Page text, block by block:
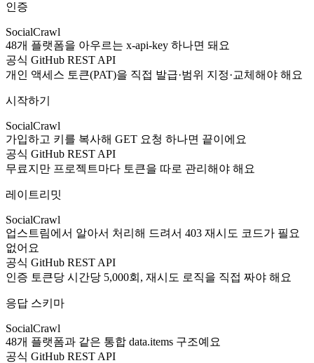
인증
SocialCrawl
48개 플랫폼을 아우르는 x-api-key 하나면 돼요
공식 GitHub REST API
개인 액세스 토큰(PAT)을 직접 발급·범위 지정·교체해야 해요
시작하기
SocialCrawl
가입하고 키를 복사해 GET 요청 하나면 끝이에요
공식 GitHub REST API
무료지만 프로젝트마다 토큰을 따로 관리해야 해요
레이트리밋
SocialCrawl
업스트림에서 알아서 처리해 드려서 403 재시도 코드가 필요
없어요
공식 GitHub REST API
인증 토큰당 시간당 5,000회, 재시도 로직을 직접 짜야 해요
응답 스키마
SocialCrawl
48개 플랫폼과 같은 통합 data.items 구조예요
공식 GitHub REST API